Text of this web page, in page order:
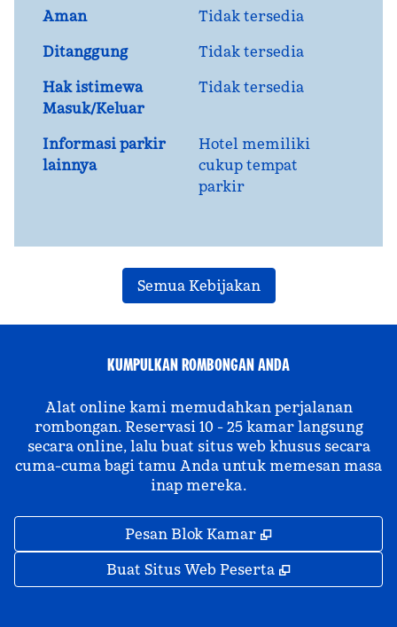
Aman
Tidak tersedia
Ditanggung
Tidak tersedia
Hak istimewa
Masuk/Keluar
Tidak tersedia
Informasi parkir
lainnya
Hotel memiliki
cukup tempat
parkir
Semua Kebijakan
KUMPULKAN ROMBONGAN ANDA
Alat online kami memudahkan perjalanan
rombongan. Reservasi 10 - 25 kamar langsung
secara online, lalu buat situs web khusus secara
cuma-cuma bagi tamu Anda untuk memesan masa
inap mereka.
Pesan Blok Kamar ,
Buat Situs Web Peserta ,